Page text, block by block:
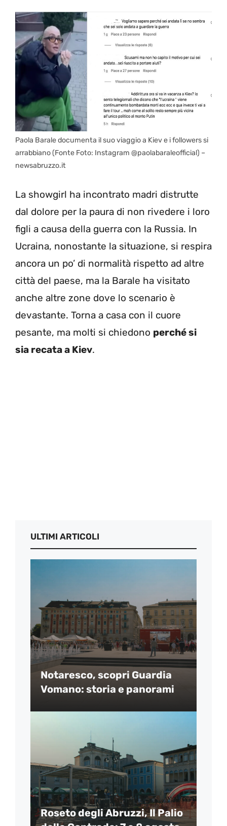
Paola Barale documenta il suo viaggio a Kiev e i followers si
arrabbiano (Fonte Foto: Instagram @paolabaraleofficial) –
newsabruzzo.it
La showgirl ha incontrato madri distrutte
dal dolore per la paura di non rivedere i loro
figli a causa della guerra con la Russia. In
Ucraina, nonostante la situazione, si respira
ancora un po’ di normalità rispetto ad altre
città del paese, ma la Barale ha visitato
anche altre zone dove lo scenario è
devastante. Torna a casa con il cuore
pesante, ma molti si chiedono perché si
sia recata a Kiev.
ULTIMI ARTICOLI
Notaresco, scopri Guardia
Vomano: storia e panorami
Roseto degli Abruzzi, Il Palio